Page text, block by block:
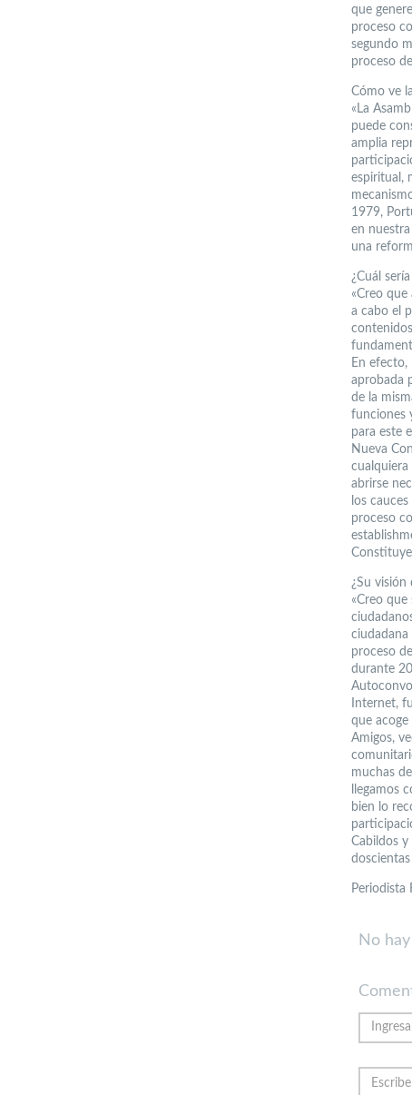
que
proceso
segundo
proceso
Cómo ve
«La
puede
amplia
espiritual,
1979,
en
una
¿Cuál
«Creo
a cabo el
En
aprobada
de la
funciones
para este
Nueva
cualquiera
abrirse
los
proceso
¿Su visión
«Creo
ciudadana
proceso
durante
Internet,
que
Amigos,
muchas
llegamos
bien lo
Cabildos
Periodista
No